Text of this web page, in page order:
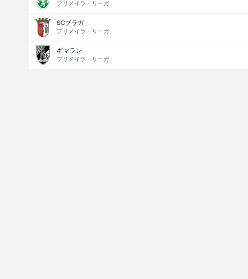
プリメイラ・リーガ
SCブラガ
プリメイラ・リーガ
ギマラン
プリメイラ・リーガ